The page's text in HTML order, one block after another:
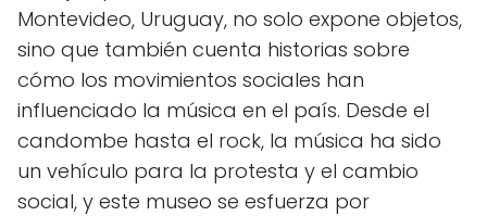
Montevideo, Uruguay, no solo expone objetos,
sino que también cuenta historias sobre
cómo los movimientos sociales han
influenciado la música en el país. Desde el
candombe hasta el rock, la música ha sido
un vehículo para la protesta y el cambio
social, y este museo se esfuerza por